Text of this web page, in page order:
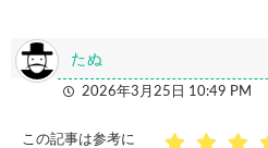
たぬ
2026年3月25日 10:49 PM
この記事は参考に